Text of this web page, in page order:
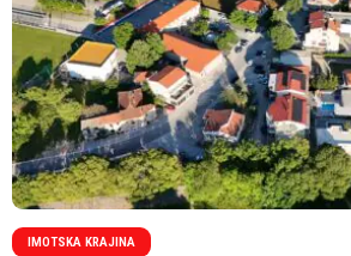
IMOTSKA KRAJINA